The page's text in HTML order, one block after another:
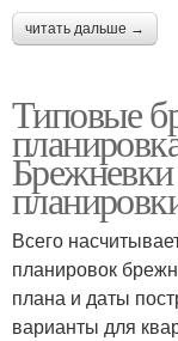
читать дальше →
Типовые
Всего
планировок
плана и даты
варианты для